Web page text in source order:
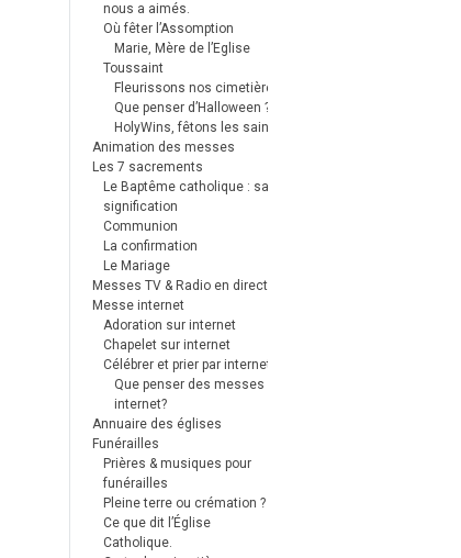
nous a aimés.
Où fêter l’Assomption
Marie, Mère de l’Eglise
Toussaint
Fleurissons nos cimetières
Que penser d’Halloween ?
HolyWins, fêtons les saints !
Animation des messes
Les 7 sacrements
Le Baptême catholique : sa
signification
Communion
La confirmation
Le Mariage
Messes TV & Radio en direct
Messe internet
Adoration sur internet
Chapelet sur internet
Célébrer et prier par internet
Que penser des messes
internet?
Annuaire des églises
Funérailles
Prières & musiques pour
funérailles
Pleine terre ou crémation ?
Ce que dit l’Église
Catholique.